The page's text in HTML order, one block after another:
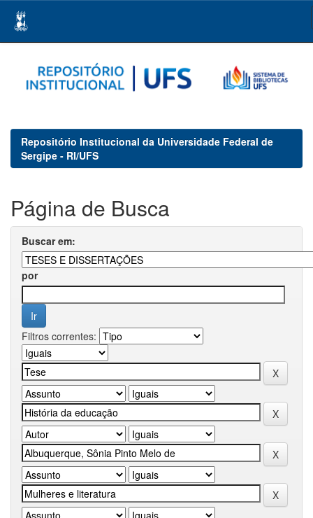
navigation
Repositório Institucional da Universidade Federal de
Sergipe - RI/UFS
Página de Busca
Buscar em:
por
Filtros correntes: